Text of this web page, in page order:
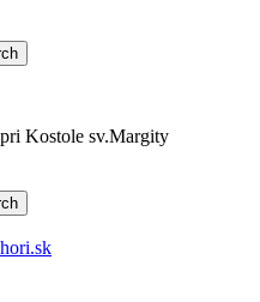
Kostole sv.Margity